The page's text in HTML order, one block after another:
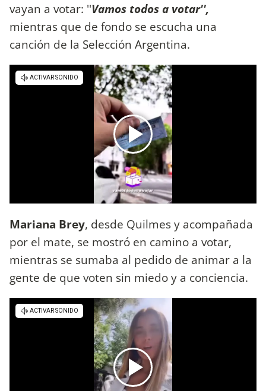
vayan a votar: ''Vamos todos a votar'',
mientras que de fondo se escucha una
canción de la Selección Argentina.
Mariana Brey, desde Quilmes y acompañada
por el mate, se mostró en camino a votar,
mientras se sumaba al pedido de animar a la
gente de que voten sin miedo y a conciencia.